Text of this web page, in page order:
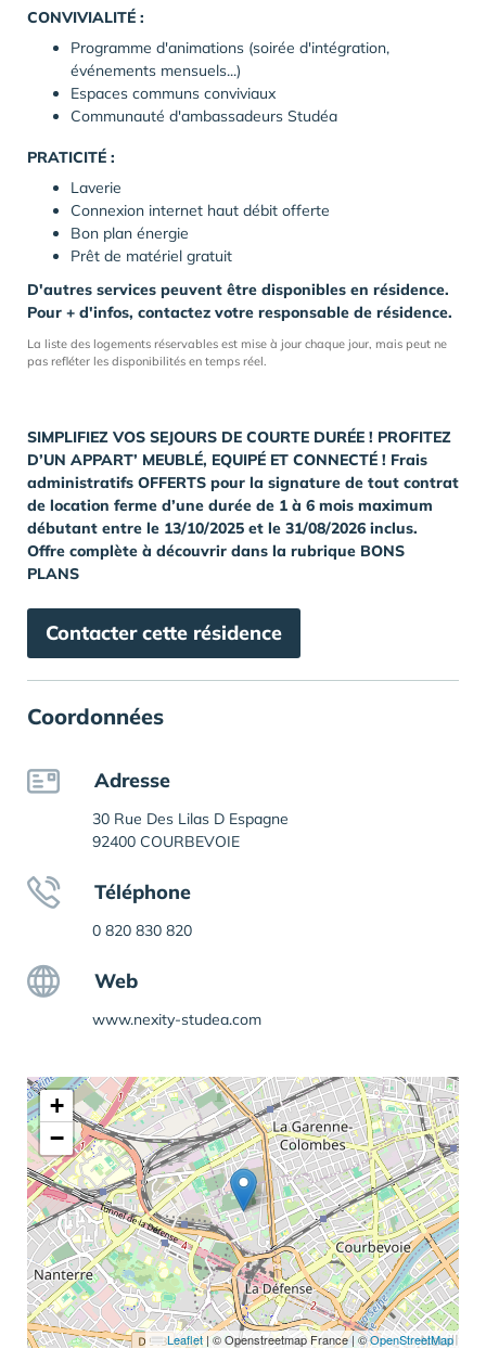
CONVIVIALITÉ :
Programme d'animations (soirée d'intégration,
événements mensuels...)
Espaces communs conviviaux
Communauté d'ambassadeurs Studéa
PRATICITÉ :
Laverie
Connexion internet haut débit offerte
Bon plan énergie
Prêt de matériel gratuit
D'autres services peuvent être disponibles en résidence.
Pour + d'infos, contactez votre responsable de résidence.
La liste des logements réservables est mise à jour chaque jour, mais peut ne
pas refléter les disponibilités en temps réel.
SIMPLIFIEZ VOS SEJOURS DE COURTE DURÉE ! PROFITEZ
D’UN APPART’ MEUBLÉ, EQUIPÉ ET CONNECTÉ ! Frais
administratifs OFFERTS pour la signature de tout contrat
de location ferme d’une durée de 1 à 6 mois maximum
débutant entre le 13/10/2025 et le 31/08/2026 inclus.
Offre complète à découvrir dans la rubrique BONS
PLANS
Contacter cette résidence
Coordonnées
Adresse
30 Rue Des Lilas D Espagne
92400 COURBEVOIE
Téléphone
0 820 830 820
Web
www.nexity-studea.com
+
−
Leaflet|© Openstreetmap France | ©OpenStreetMap